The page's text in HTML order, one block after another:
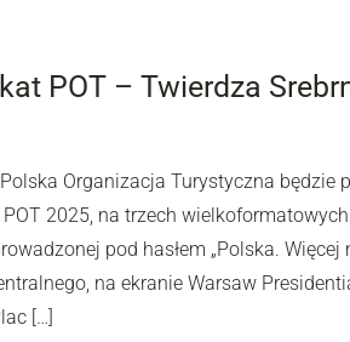
POT – Twierdza
Polska Organizacja Turystyczna
2025, na trzech
pod hasłem „Polska.
na ekranie Warsaw
[…]